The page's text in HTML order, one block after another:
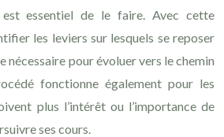
essentiel de le faire. Avec cette
les leviers sur lesquels se reposer
nécessaire pour évoluer vers le chemin
fonctionne également pour les
plus l’intérêt ou l’importance de
ses cours.